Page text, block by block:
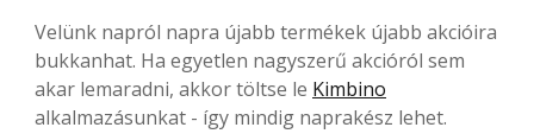
Velünk napról napra újabb termékek újabb akcióira
bukkanhat. Ha egyetlen nagyszerű akcióról sem
akar lemaradni, akkor töltse le Kimbino
alkalmazásunkat - így mindig naprakész lehet.